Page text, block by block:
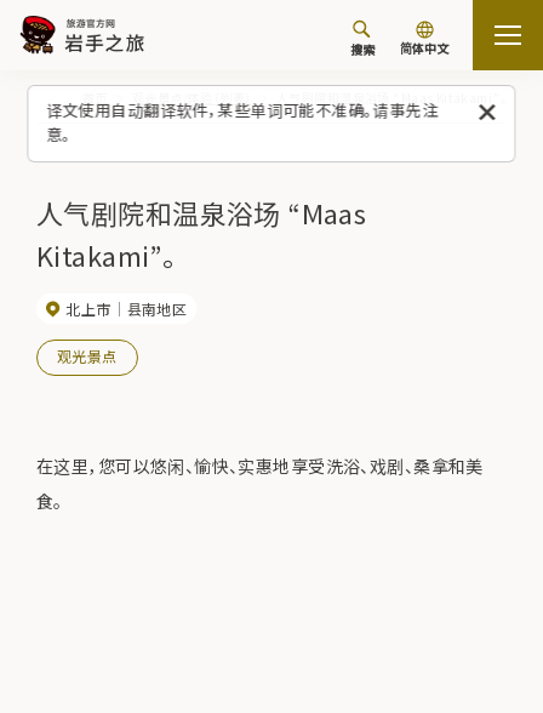
译文使用自动翻译软件，某些单词可能不准确。请事先注
意。
搜索 简体中文
人气剧院和温泉浴场 “Maas
Kitakami”。
北上市 县南地区
观光景点
在这里，您可以悠闲、愉快、实惠地享受洗浴、戏剧、桑拿和美
食。